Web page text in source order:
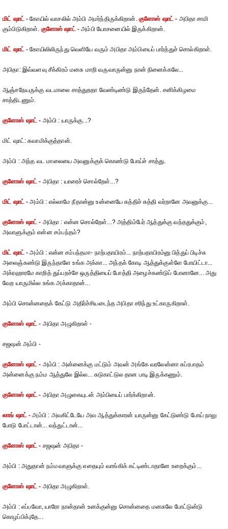
மிட் ஷாட் - கோயில் வாசலில் அம்பி அமர்ந்திருக்கிறான். குளோஸ் ஷாட் - அபிதா சாமி
கும்பிடுகிறாள். குளோஸ் ஷாட் - அம்பி யோசனையில் இருக்கிறான்.
மிட் ஷாட் - கோயிலிலிருந்து வெளியே வரும் அபிதா அம்பியைப் பார்த்துச் சொல்கிறாள்.
அபிதா: இவ்வளவு சீக்கிரம் மனசு மாறி வருவாருன்னு நான் நினைக்கலே...
ஆஞ்சநேயருக்கு வடமாலை சாத்துறதா வேண்டிண்டு இருந்தேன். சனிக்கிழமை
சாத்திடணும்.
குளோஸ் ஷாட் - அம்பி : யாருக்கு...?
மிட் ஷாட்: சுவாமிக்குத்தான்.
அம்பி : அந்த வட மாலையை அவனுக்குக் கொண்டு போய்ச் சாத்து.
குளோஸ் ஷாட் - அபிதா : யாரைச் சொல்றேள்...?
மிட் ஷாட் - அம்பி : எல்லாமே நீதான்னு உன்னையே சுத்திச் சுத்தி வர்றானே அவனுக்கு...
குளோஸ் ஷாட் - அபிதா : என்ன சொல்றேள்...? அத்திம்பேர் ஆத்துக்கு வந்ததுக்கும்,
அவாளுக்கும் என்ன சம்பந்தம்?
மிட் ஷாட் - அம்பி : என்ன சம்பந்தமா- நாற்பதாயிரம்... நாற்பதாயிரம்னு பித்துப் பிடிச்சு
அலைஞ்சுண்டு இருந்தாளே உங்க அக்கா... அந்தக் கோடி ஆத்துக்குள்ளே போயிட்டா...
அக்ரஹாரமே காறித் துப்பறச்சே ஒருத்தியைப் போத்தி அழைச்சுண்டுப் போனானே... அது
வேற யாருமில்ல உங்க அக்காதான்...
அம்பி சொன்னதைக் கேட்டு அதிர்ச்சியடைந்த அபிதா சரிந்து உட்காருகிறாள்.
குளோஸ் ஷாட் - அபிதா அழுகிறாள் -
சஜஷன் அம்பி -
குளோஸ் ஷாட் - அம்பி : அன்னைக்கு மட்டும் அவன் அங்கே வரலேன்னா சுப்ரபாதம்
அன்னைக்கு நம்ம ஆத்துலே இல்ல... சுடுகாட்டுல தான பாடி இருக்கணும்.
குளோஸ் ஷாட் - அபிதா அழுகையுடன் அம்பியைப் பார்க்கிறான்.
லாங் ஷாட் - அம்பி : அவகிட்டேயே அவ ஆத்துக்காரன் யாருன்னு கேட்டுண்டு போய் நாலு
போடு போட்டான்... வந்துட்டான்...
குளோஸ் ஷாட் - சஜஷன் அபிதா -
அம்பி : அதுதான் நம்மவாளுக்கு எதையும் வாங்கிக் கட்டிண்டாதானே உறைக்கும்...
குளோஸ் ஷாட் - அபிதா அழுகிறாள்.
அம்பி : எப்பவோ, யாரோ நான்தான் உனக்குன்னு சொன்னதை மனசுலே போட்டுன்டு
கொழப்பிக்¡தே...